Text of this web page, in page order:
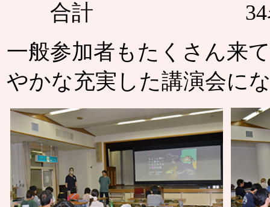
合計 34
一般参加者もたくさん来
やかな充実した講演会に